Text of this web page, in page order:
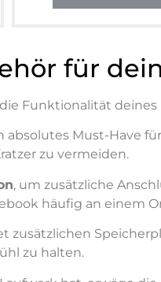
für
Funktionalität
absolutes Must-Have
zu vermeiden.
, um zusätzliche
häufig an einem
zusätzlichen
zu halten.